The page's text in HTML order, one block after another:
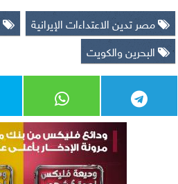
مصر تدين الاعتداءات الإيرانية
البحرين والكويت